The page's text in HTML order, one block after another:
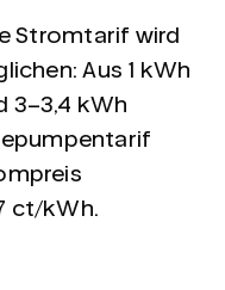
Stromtarif wird
Aus 1 kWh
3–3,4 kWh
ct/kWh.